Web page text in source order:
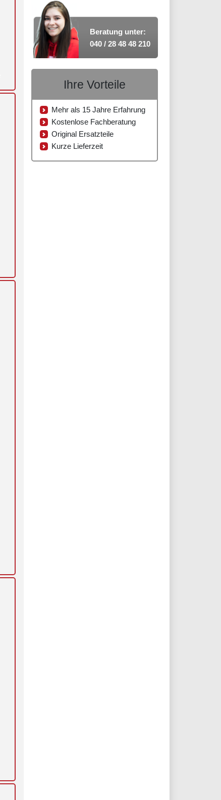
Beratung unter:
040 / 28 48 48 210
Ihre Vorteile
Mehr als 15 Jahre Erfahrung
Kostenlose Fachberatung
Original Ersatzteile
Kurze Lieferzeit